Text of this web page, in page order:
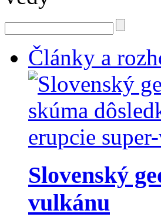
Články a
Slovenský
vulkánu